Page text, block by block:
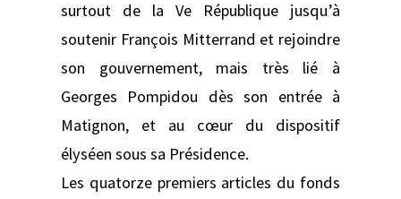
surtout de la Ve République jusqu’à
soutenir François Mitterrand et rejoindre
son gouvernement, mais très lié à
Georges Pompidou dès son entrée à
Matignon, et au cœur du dispositif
élyséen sous sa Présidence.
Les quatorze premiers articles du fonds